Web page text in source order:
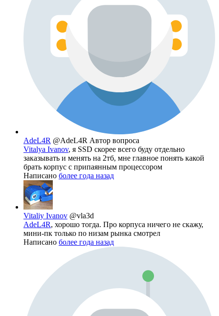
AdeL4R @AdeL4R Автор вопроса
Vitalya Ivanov, я SSD скорее всего буду отдельно
заказывать и менять на 2тб, мне главное понять какой
брать корпус с припаянным процессором
Написано более года назад
Vitaliy Ivanov @vla3d
AdeL4R, хорошо тогда. Про корпуса ничего не скажу,
мини-пк только по низам рынка смотрел
Написано более года назад